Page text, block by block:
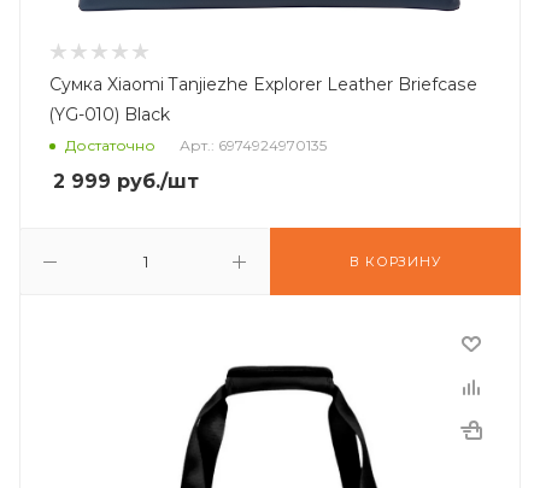
Сумка Xiaomi Tanjiezhe Explorer Leather Briefcase
(YG-010) Black
Достаточно Арт.: 6974924970135
2 999 руб./шт
В КОРЗИНУ